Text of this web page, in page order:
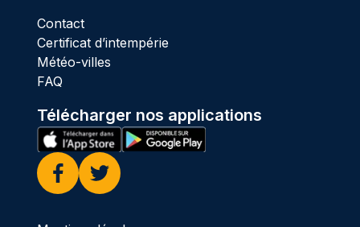
Contact
Certificat d’intempérie
Météo-villes
FAQ
Télécharger nos applications
Facebook
Twitter